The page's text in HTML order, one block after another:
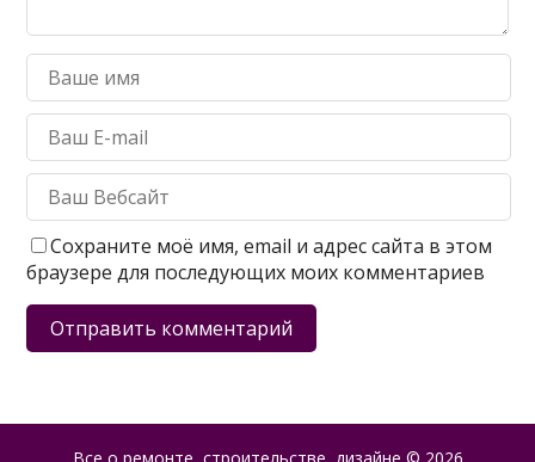
Сохраните моё имя, email и адрес сайта в этом
браузере для последующих моих комментариев